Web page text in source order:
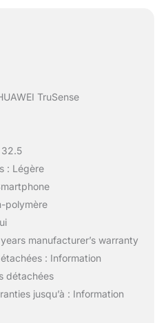
TruSense
32.5
: Légère
polymère
manufacturer’s warranty
: Information
détachées
jusqu’à : Information